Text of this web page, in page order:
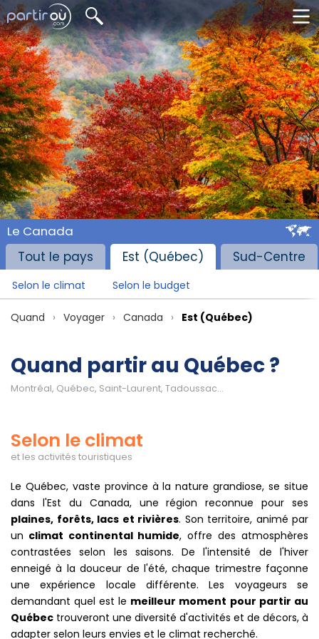
Le Canada
Tout le pays
Est (Québec) Sud-Centre
Selon le climat Selon le budget
Quand Voyager Canada Est (Québec)
Quand partir au Québec ?
Montréal, Québec, Saint-Laurent, Tadoussac...
Selon le climat
et les activités touristiques
Le Québec, vaste province à la nature grandiose, se situe
dans l'Est du Canada, une région reconnue pour ses
plaines, forêts, lacs et rivières. Son territoire, animé par
un climat continental humide, offre des atmosphères
contrastées selon les saisons. De l'intensité de l'hiver
enneigé à la douceur de l'été, chaque trimestre façonne
une expérience locale différente. Les voyageurs se
demandant quel est le meilleur moment pour partir au
Québec trouveront une diversité d'activités et de décors, à
adapter selon leurs envies et le climat recherché.